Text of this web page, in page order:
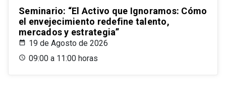
Seminario: “El Activo que Ignoramos: Cómo
el envejecimiento redefine talento,
mercados y estrategia”
19 de Agosto de 2026
09:00 a 11:00 horas